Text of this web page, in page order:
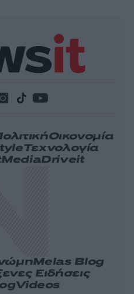
Οικονομία
Τεχνολογία
MediaDriveit
Melas Blog
Ειδήσεις
Videos